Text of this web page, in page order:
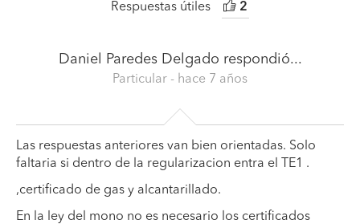
Respuestas útiles 2
Daniel Paredes Delgado respondió...
Particular - hace 7 años
Las respuestas anteriores van bien orientadas. Solo
faltaria si dentro de la regularizacion entra el TE1 .
,certificado de gas y alcantarillado.
En la ley del mono no es necesario los certificados